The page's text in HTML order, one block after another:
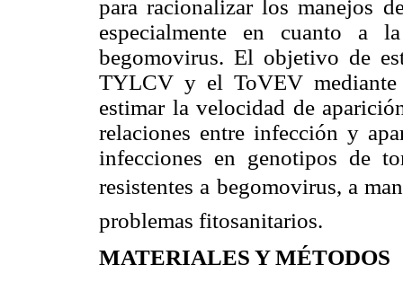
para racionalizar los manejos
especialmente en cuanto a
begomovirus. El objetivo de
TYLCV y el ToVEV
estimar la velocidad de
relaciones entre infección y
infecciones en genotipos de
resistentes a begomovirus, a
problemas fitosanitarios.
MATERIALES Y MÉTODOS